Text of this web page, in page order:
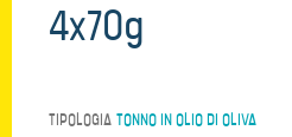
4x70g
TIPOLOGIA TONNO IN OLIO DI OLIVA